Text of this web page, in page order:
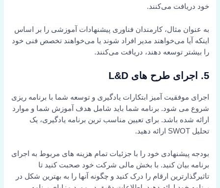
خود دریافت می‌کنند.
به عنوان مثال، کارمندان فناوری پیشنهادات آموزشی را بر اساس
اینکه آیا می‌خواهند مدیر افراد شوند یا می‌خواهند تخصص فنی خود
را بیشتر توسعه دهند، دریافت می‌کنند.
5. اجرای طرح های L&D
اجرای موفقیت آمیز ابتکارات یادگیری و توسعه شما با برنامه ریزی
شروع می شود. برنامه شما باید شامل هدف آموزش شما و موارد
ارائه شده باشد. برای تعیین مناسب ترین برنامه یادگیری، یک
تحلیل SWOT ارائه دهید.
بودجه پیشنهادی خود را با جزئیات تمام هزینه های مربوط به اجرای
برنامه بیان کنید. با بخش مالی شرکت خود صحبت کنید تا
تاثیرگذارترین ارقام را درک کنید و چگونه آنها را به بهترین شکل در